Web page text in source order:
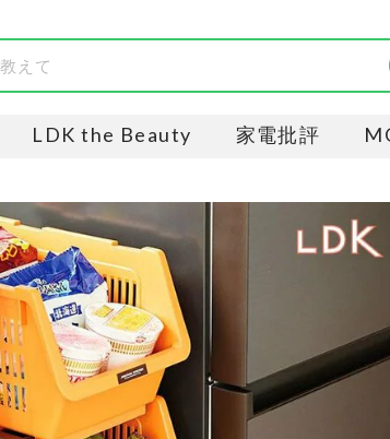
LDK the Beauty 家電批評